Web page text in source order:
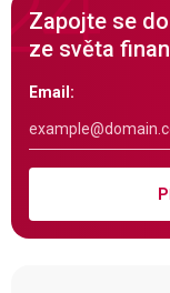
Zapojte se
ze světa
Email: